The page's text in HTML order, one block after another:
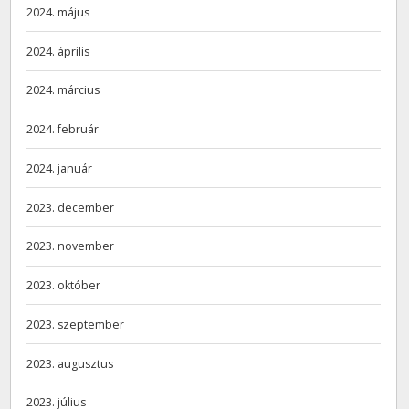
2024. május
2024. április
2024. március
2024. február
2024. január
2023. december
2023. november
2023. október
2023. szeptember
2023. augusztus
2023. július